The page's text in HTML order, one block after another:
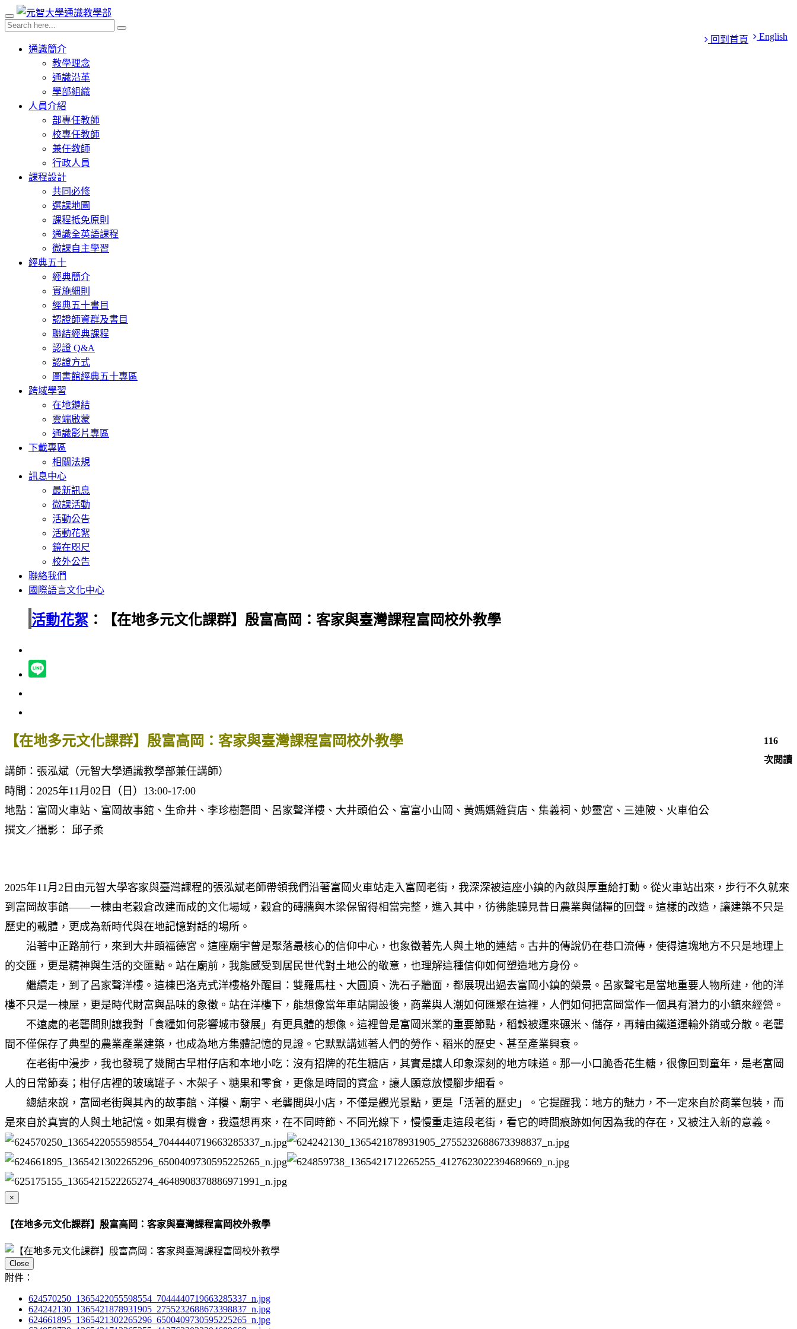
English
回到首頁
通識簡介
教學理念
通識沿革
學部組織
人員介紹
部專任教師
校專任教師
兼任教師
行政人員
課程設計
共同必修
選課地圖
課程抵免原則
通識全英語課程
微課自主學習
經典五十
經典簡介
實施細則
經典五十書目
認證師資群及書目
聯結經典課程
認證 Q&A
認證方式
圖書館經典五十專區
跨域學習
在地鏈結
雲端啟蒙
通識影片專區
下載專區
相關法規
訊息中心
最新訊息
微課活動
活動公告
活動花絮
鏡在咫尺
校外公告
聯絡我們
國際語言文化中心
活動花絮 ：【在地多元文化課群】殷富高岡：客家與臺灣課程富岡校外教學
116
次閱讀
【在地多元文化課群】殷富高岡：客家與臺灣課程富岡校外教學
講師：張泓斌（元智大學通識教學部兼任講師）
時間：2025年11月02日（日）13:00-17:00
地點：富岡火車站、富岡故事館、生命井、李珍樹礱間、呂家聲洋樓、大井頭伯公、富富小山岡、黃媽媽雜貨店、集義祠、妙靈宮、三連陂、火車伯公
撰文／攝影： 邱子柔
2025年11月2日由元智大學客家與臺灣課程的張泓斌老師帶領我們沿著富岡火車站走入富岡老街，我深深被這座小鎮的內斂與厚重給打動。從火車站出來，步行不久就來
到富岡故事館——一棟由老穀倉改建而成的文化場域，穀倉的磚牆與木梁保留得相當完整，進入其中，彷彿能聽見昔日農業與儲糧的回聲。這樣的改造，讓建築不只是
歷史的載體，更成為新時代與在地記憶對話的場所。
沿著中正路前行，來到大井頭福德宮。這座廟宇曾是聚落最核心的信仰中心，也象徵著先人與土地的連結。古井的傳說仍在巷口流傳，使得這塊地方不只是地理上
的交匯，更是精神與生活的交匯點。站在廟前，我能感受到居民世代對土地公的敬意，也理解這種信仰如何塑造地方身份。
繼續走，到了呂家聲洋樓。這棟巴洛克式洋樓格外醒目：雙羅馬柱、大圓頂、洗石子牆面，都展現出過去富岡小鎮的榮景。呂家聲宅是當地重要人物所建，他的洋
樓不只是一棟屋，更是時代財富與品味的象徵。站在洋樓下，能想像當年車站開設後，商業與人潮如何匯聚在這裡，人們如何把富岡當作一個具有潛力的小鎮來經營。
不遠處的老礱間則讓我對「食糧如何影響城市發展」有更具體的想像。這裡曾是富岡米業的重要節點，稻穀被運來碾米、儲存，再藉由鐵道運輸外銷或分散。老礱
間不僅保存了典型的農業產業建築，也成為地方集體記憶的見證。它默默講述著人們的勞作、稻米的歷史、甚至產業興衰。
在老街中漫步，我也發現了幾間古早柑仔店和本地小吃：沒有招牌的花生糖店，其實是讓人印象深刻的地方味道。那一小口脆香花生糖，很像回到童年，是老富岡
人的日常節奏；柑仔店裡的玻璃罐子、木架子、糖果和零食，更像是時間的寶盒，讓人願意放慢腳步細看。
總結來說，富岡老街與其內的故事館、洋樓、廟宇、老礱間與小店，不僅是觀光景點，更是「活著的歷史」。它提醒我：地方的魅力，不一定來自於商業包裝，而
是來自於真實的人與土地記憶。如果有機會，我還想再來，在不同時節、不同光線下，慢慢重走這段老街，看它的時間痕跡如何因為我的存在，又被注入新的意義。
×
【在地多元文化課群】殷富高岡：客家與臺灣課程富岡校外教學
Close
附件：
624570250_1365422055598554_7044440719663285337_n.jpg
624242130_1365421878931905_2755232688673398837_n.jpg
624661895_1365421302265296_6500409730595225265_n.jpg